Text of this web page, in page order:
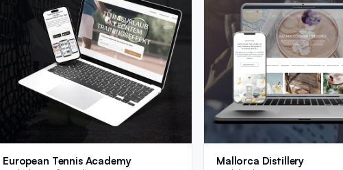
European Tennis Academy Mallorca Distillery